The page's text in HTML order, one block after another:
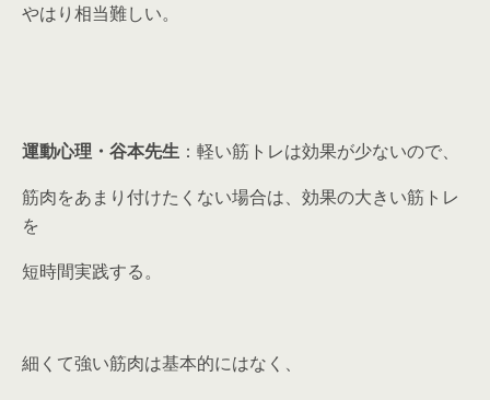
やはり相当難しい。
運動心理・谷本先生 ：軽い筋トレは効果が少ないので、
筋肉をあまり付けたくない場合は、効果の大きい筋トレ
を
短時間実践する。
細くて強い筋肉は基本的にはなく、